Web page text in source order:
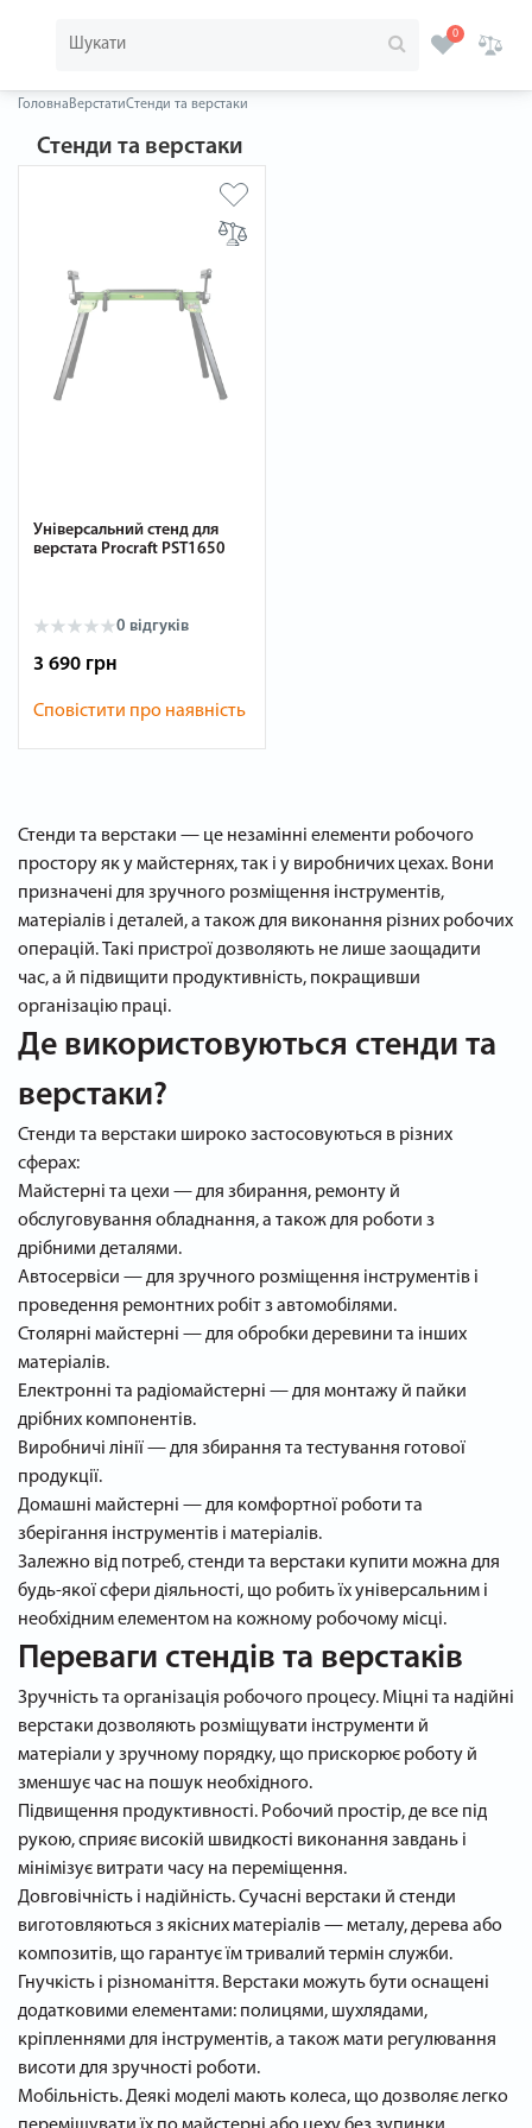
0
Головна ВерстатиСтенди та верстаки
Стенди та верстаки
Універсальний стенд для
верстата Procraft PST1650
0 відгуків
3 690 грн
Сповістити про наявність
Стенди та верстаки — це незамінні елементи робочого
простору як у майстернях, так і у виробничих цехах. Вони
призначені для зручного розміщення інструментів,
матеріалів і деталей, а також для виконання різних робочих
операцій. Такі пристрої дозволяють не лише заощадити
час, а й підвищити продуктивність, покращивши
організацію праці.
Де використовуються стенди та
верстаки?
Стенди та верстаки широко застосовуються в різних
сферах:
Майстерні та цехи — для збирання, ремонту й
обслуговування обладнання, а також для роботи з
дрібними деталями.
Автосервіси — для зручного розміщення інструментів і
проведення ремонтних робіт з автомобілями.
Столярні майстерні — для обробки деревини та інших
матеріалів.
Електронні та радіомайстерні — для монтажу й пайки
дрібних компонентів.
Виробничі лінії — для збирання та тестування готової
продукції.
Домашні майстерні — для комфортної роботи та
зберігання інструментів і матеріалів.
Залежно від потреб, стенди та верстаки купити можна для
будь-якої сфери діяльності, що робить їх універсальним і
необхідним елементом на кожному робочому місці.
Переваги стендів та верстаків
Зручність та організація робочого процесу. Міцні та надійні
верстаки дозволяють розміщувати інструменти й
матеріали у зручному порядку, що прискорює роботу й
зменшує час на пошук необхідного.
Підвищення продуктивності. Робочий простір, де все під
рукою, сприяє високій швидкості виконання завдань і
мінімізує витрати часу на переміщення.
Довговічність і надійність. Сучасні верстаки й стенди
виготовляються з якісних матеріалів — металу, дерева або
композитів, що гарантує їм тривалий термін служби.
Гнучкість і різноманіття. Верстаки можуть бути оснащені
додатковими елементами: полицями, шухлядами,
кріпленнями для інструментів, а також мати регулювання
висоти для зручності роботи.
Мобільність. Деякі моделі мають колеса, що дозволяє легко